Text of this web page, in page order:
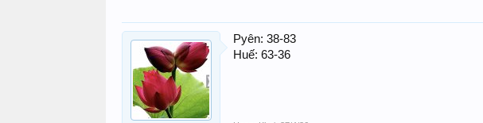
Pyên: 38-83
Huế: 63-36